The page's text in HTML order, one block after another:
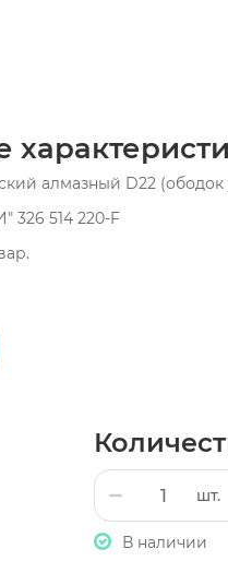
алмазный D22
326 514 220-F
шт.
В наличии